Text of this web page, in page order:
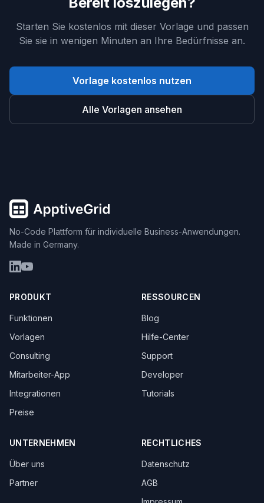
Starten Sie kostenlos mit dieser Vorlage und passen
Sie sie in wenigen Minuten an Ihre Bedürfnisse an.
Vorlage kostenlos nutzen
Alle Vorlagen ansehen
No-Code Plattform für individuelle Business-Anwendungen.
Made in Germany.
PRODUKT
Funktionen
Vorlagen
Consulting
Mitarbeiter-App
Integrationen
Preise
RESSOURCEN
Blog
Hilfe-Center
Support
Developer
Tutorials
UNTERNEHMEN
Über uns
Partner
RECHTLICHES
Datenschutz
AGB